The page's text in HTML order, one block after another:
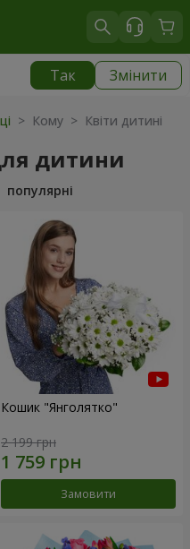
Так Змінити
грн
> Кому > Квіти дитині
дитини
популярні
Кошик "Янголятко"
2 199 грн
Замовити